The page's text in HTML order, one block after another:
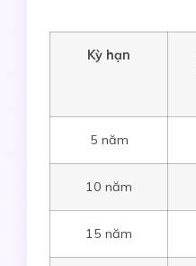
Kỳ hạn
5 năm
10 năm
15 năm